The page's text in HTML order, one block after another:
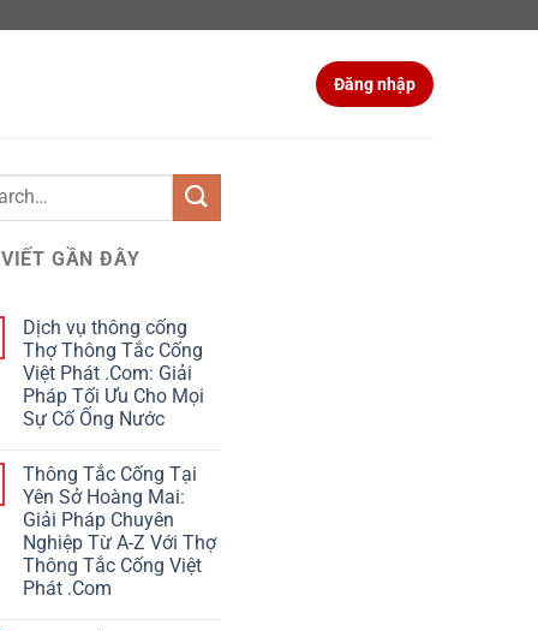
Đăng nhập
GẦN ĐÂY
Dịch vụ thông cống
Thợ Thông Tắc Cống
Việt Phát .Com: Giải
Pháp Tối Ưu Cho Mọi
Sự Cố Ống Nước
Thông Tắc Cống Tại
Yên Sở Hoàng Mai:
Giải Pháp Chuyên
Nghiệp Từ A-Z Với Thợ
Thông Tắc Cống Việt
Phát .Com